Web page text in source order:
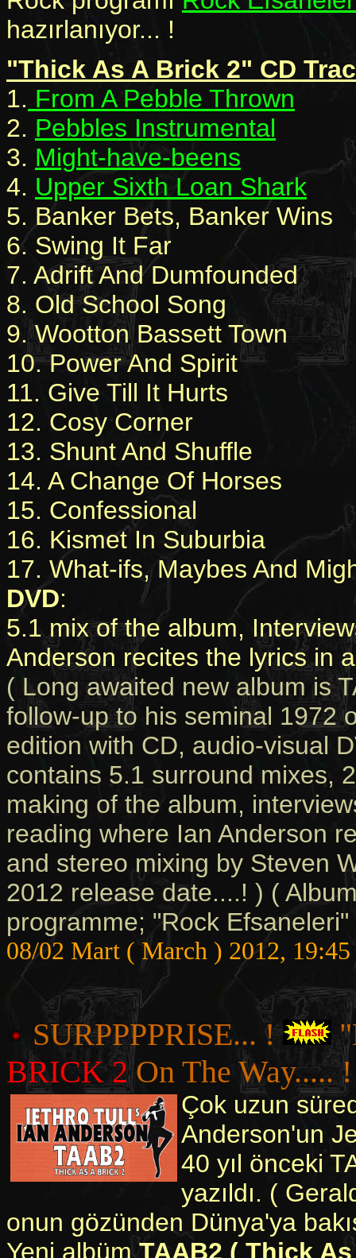
hazırlanıyor... !
"Thick As A Brick 2" CD
1. From A Pebble Thrown
2. Pebbles Instrumental
3. Might-have-beens
4. Upper Sixth Loan Shark
5. Banker Bets, Banker Wins
6. Swing It Far
7. Adrift And Dumfounded
8. Old School Song
9. Wootton Bassett Town
10. Power And Spirit
11. Give Till It Hurts
12. Cosy Corner
13. Shunt And Shuffle
14. A Change Of Horses
15. Confessional
16. Kismet In Suburbia
17. What-ifs, Maybes And
DVD:
5.1 mix of the album,
Anderson recites the lyrics in
( Long awaited new album is
follow-up to his seminal 1972
edition with CD, audio-visual
contains 5.1 surround mixes,
making of the album,
reading where Ian Anderson
and stereo mixing by Steven
2012 release date....! ) (
programme; "Rock
08/02 Mart ( March ) 2012, 19:45
SURPPPPRISE... !
BRICK 2On The Way..... !
Çok uzun
Anderson'un
40 yıl önceki
yazıldı. (
onun gözünden Dünya'ya
Yeni albümTAAB2 ( Thick